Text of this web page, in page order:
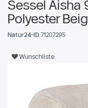
Sessel Aisha
Polyester
Natur24-ID 71207295
Wunschliste